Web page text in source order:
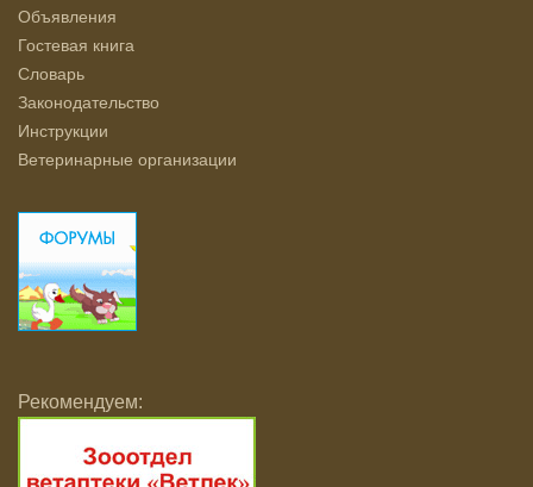
Объявления
Гостевая книга
Словарь
Законодательство
Инструкции
Ветеринарные организации
Рекомендуем: